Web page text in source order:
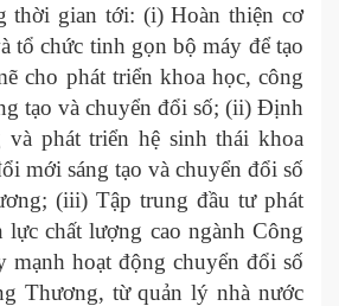
thời gian tới: (i) Hoàn thiện cơ
tổ chức tinh gọn bộ máy để tạo
cho phát triển khoa học, công
tạo và chuyển đổi số; (ii) Định
phát triển hệ sinh thái khoa
mới sáng tạo và chuyển đổi số
(iii) Tập trung đầu tư phát
lực chất lượng cao ngành Công
hoạt động chuyển đổi số
Thương, từ quản lý nhà nước